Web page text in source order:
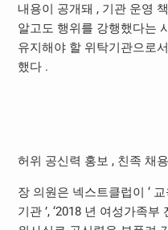
내용이 공개돼 , 기관 운영
알고도 행위를 강행했다는
유지해야 할 위탁기관으로
했다 .
허위 공신력 홍보 , 친족 채
장 의원은 넥스트클럽이 ‘교
기관 ’, ‘2018년 여성가족부